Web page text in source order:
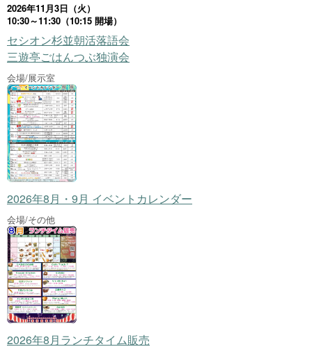
2026年11月3日（火）
10:30～11:30（10:15 開場）
セシオン杉並朝活落語会
三遊亭ごはんつぶ独演会
会場/展示室
2026年8月・9月 イベントカレンダー
会場/その他
2026年8月ランチタイム販売